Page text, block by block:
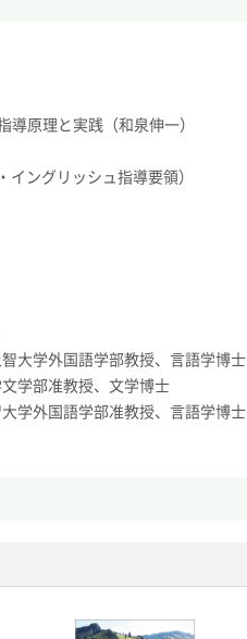
原理と実践（和泉伸一）
ングリッシュ指導要領）
大学外国語学部教授、言語学博士
学部准教授、文学博士
学外国語学部准教授、言語学博士